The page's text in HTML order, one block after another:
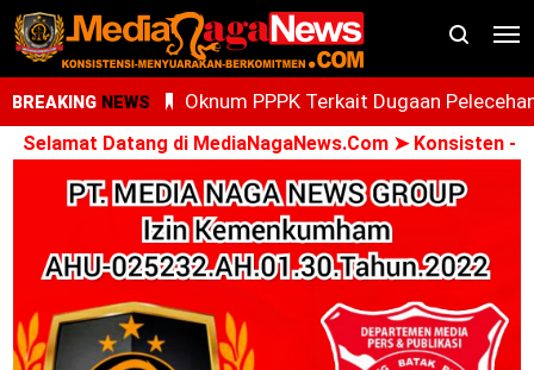
BREAKING NEWS
Oknum PPPK Terkait Dugaan
Anak Magang Di Kantor Kemenhaj
Kini Diperiksa Di Kanwil Kemenhaj
Sumut
Whisnu Legenda Bintang Yang Terus
Cemerlang
Datang di MediaNagaNews.Com ➤ Konsisten -